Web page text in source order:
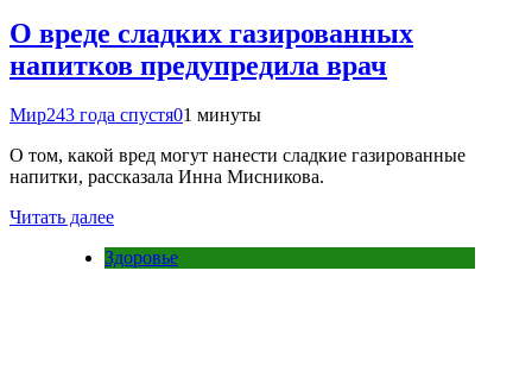
О вреде сладких газированных
напитков предупредила врач
Мир243 года спустя01 минуты
О том, какой вред могут нанести сладкие газированные
напитки, рассказала Инна Мисникова.
Читать далее
Здоровье